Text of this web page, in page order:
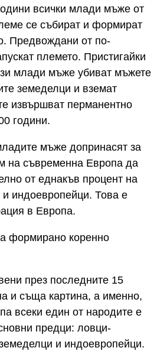
всички млади мъже от
се събират и формират
Предвождани от по-
племето. Пристигайки
млади мъже убиват мъжете
земеделци и вземат
извършват перманентно
години.
мъже допринасят за
на съвременна Европа да
от еднакъв процент на
индоевропейци. Това е
в Европа.
формирано коренно
през последните 15
и съща картина, а именно,
всеки един от народите е
предци: ловци-
и индоевропейци.